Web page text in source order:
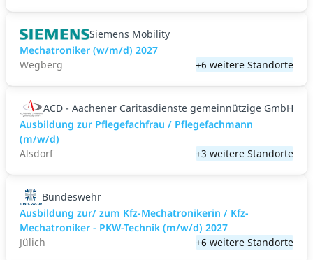
Siemens Mobility
Mechatroniker (w/m/d) 2027
Wegberg
+6 weitere Standorte
ACD - Aachener Caritasdienste gemeinnützige GmbH
Ausbildung zur Pflegefachfrau / Pflegefachmann
(m/w/d)
Alsdorf
+3 weitere Standorte
Bundeswehr
Ausbildung zur/ zum Kfz-Mechatronikerin / Kfz-
Mechatroniker - PKW-Technik (m/w/d) 2027
Jülich
+6 weitere Standorte